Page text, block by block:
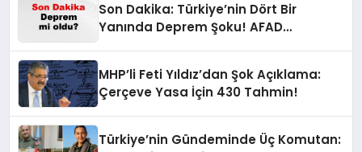
Son Dakika: Türkiye’nin Dört Bir
Yanında Deprem Şoku! AFAD
MHP’li Feti Yıldız’dan Şok Açıklama:
Çerçeve Yasa İçin 430 Tahmin!
Türkiye’nin Gündeminde Üç Komutan: